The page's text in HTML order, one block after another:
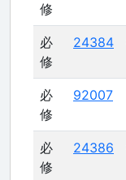
修
必
修
24384
必
修
92007
必
修
24386